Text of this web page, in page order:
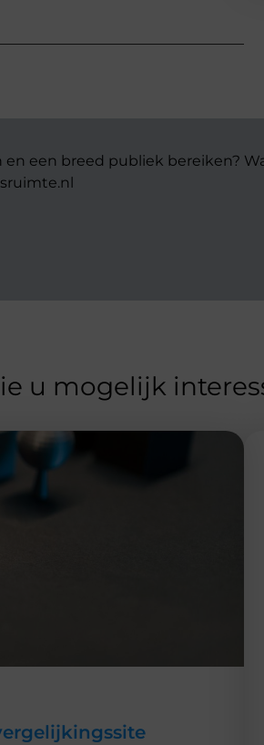
en een breed publiek bereiken?
u mogelijk